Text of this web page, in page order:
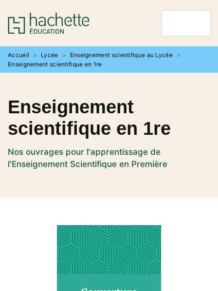
MENU RECHERCHE
PIED DE PAGE
Accueil > Lycée > Enseignement scientifique au Lycée >
Enseignement scientifique en 1re
Enseignement
scientifique en 1re
Nos ouvrages pour l'apprentissage de
l'Enseignement Scientifique en Première